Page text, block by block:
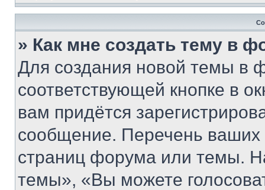
» Как мне создать тему в
Для создания новой темы в
соответствующей кнопке в
вам придётся
сообщение. Перечень ваших
страниц форума или темы.
темы», «Вы можете